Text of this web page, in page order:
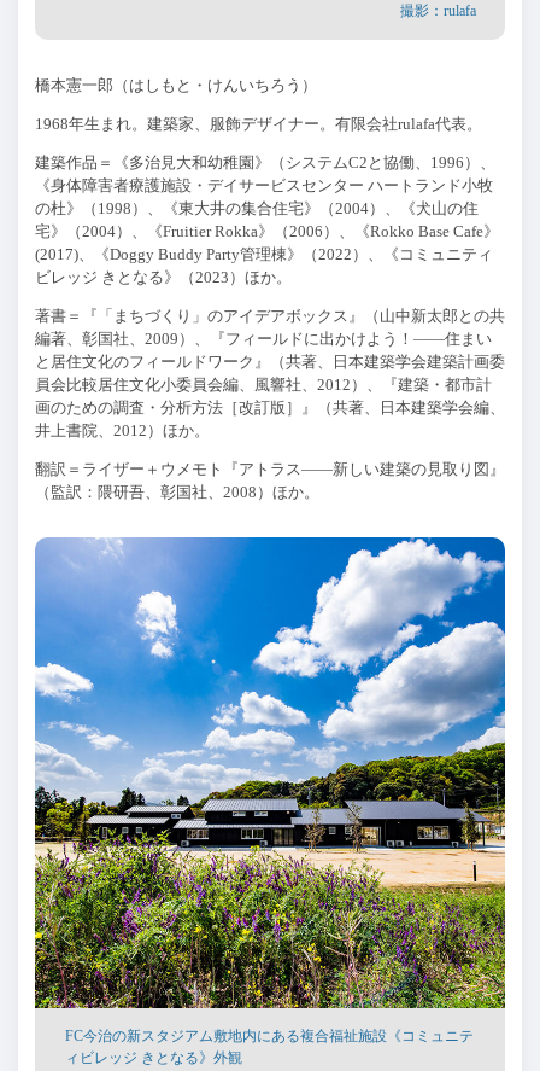
撮影：rulafa
橋本憲一郎（はしもと・けんいちろう）
1968年生まれ。建築家、服飾デザイナー。有限会社rulafa代表。
建築作品＝《多治見大和幼稚園》（システムC2 と協働、 1996 ）、
《身体障害者療護施設・デイサービスセンター ハートランド小牧
の杜》（ 1998 ）、《東大井の集合住宅》（2004）、《犬山の住
宅》（2004）、《Fruitier Rokka》（2006 ）、《Rokko Base Cafe》
(2017) 、《Doggy Buddy Party管理棟》（2022 ）、《コミュニティ
ビレッジ きとなる》（2023 ）ほか。
著書＝『「まちづくり」のアイデアボックス』（山中新太郎との共
編著、彰国社、 2009 ）、『フィールドに出かけよう！ ——住まい
と居住文化のフィールドワーク』（共著、日本建築学会建築計画委
員会比較居住文化小委員会編、風響社、 2012 ）、『建築・都市計
画のための調査・分析方法［改訂版］』（共著、日本建築学会編、
井上書院、 2012 ）ほか。
翻訳＝ライザー＋ウメモト『アトラス——新しい建築の見取り図』
（監訳：隈研吾、彰国社、 2008 ）ほか。
FC今治の新スタジアム敷地内にある複合福祉施設《コミュニテ
ィビレッジ きとなる》外観